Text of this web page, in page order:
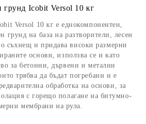
грунд Icobit Versol 10 кг
Versol 10 кг е еднокомпонентен,
грунд на база на разтворители, лесен
съхнещ и придава високи размерни
основи, използва се и като
за бетонни, дървени и метални
трябва да бъдат погребани и е
обработка на основи, за
с горещо полагане на битумно-
мембрани на рула.